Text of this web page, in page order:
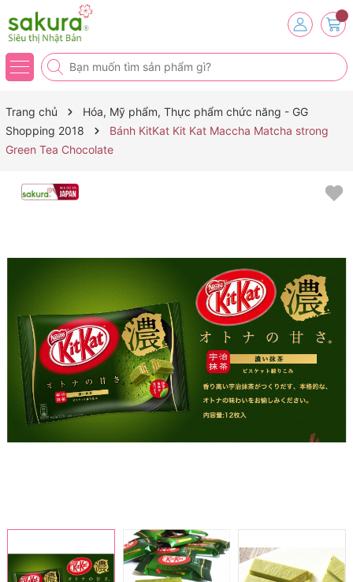
Trang chủ
Hóa, Mỹ phẩm, Thực phẩm chức năng - GG
Shopping 2018
Bánh KitKat Kit Kat Maccha Matcha strong
Green Tea Chocolate